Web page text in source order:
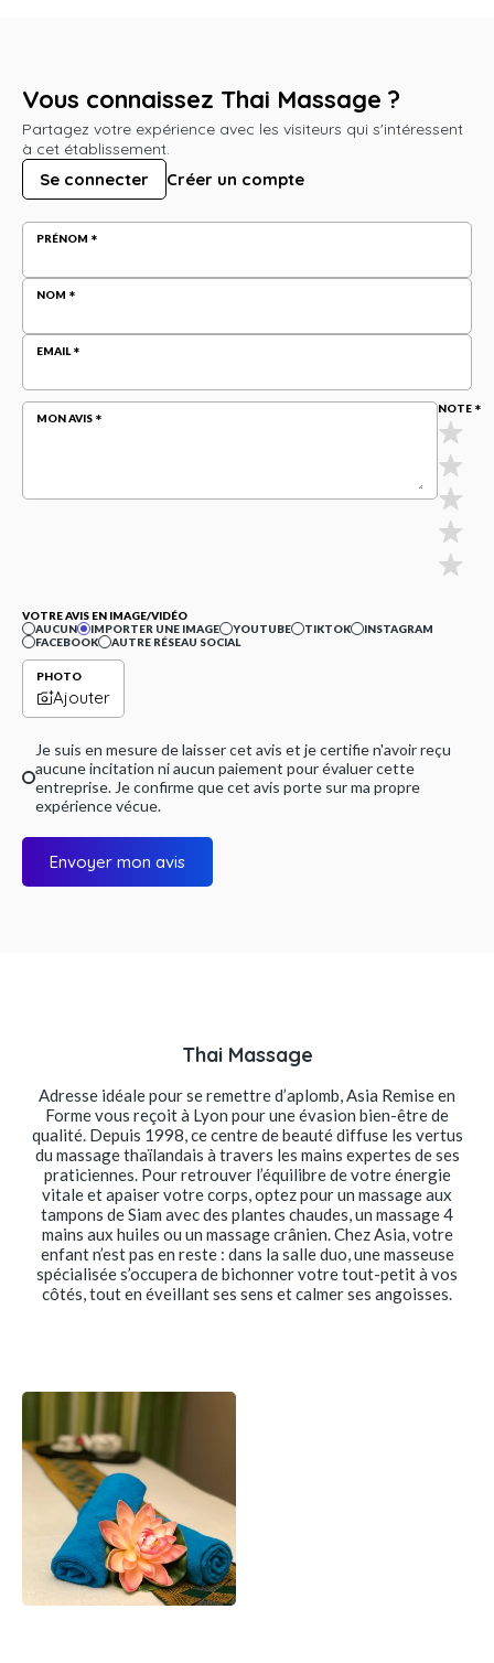
Vous connaissez Thai Massage ?
Partagez votre expérience avec les visiteurs qui s'intéressent
à cet établissement.
Se connecter Créer un compte
PRÉNOM
NOM
EMAIL
MON AVIS
NOTE
VOTRE AVIS EN IMAGE/VIDÉO
AUCUN
IMPORTER UNE IMAGE YOUTUBE TIKTOK
INSTAGRAM
FACEBOOK
AUTRE RÉSEAU SOCIAL
PHOTO
Ajouter
Je suis en mesure de laisser cet avis et je certifie n'avoir reçu
aucune incitation ni aucun paiement pour évaluer cette
entreprise. Je confirme que cet avis porte sur ma propre
expérience vécue.
Envoyer mon avis
Thai Massage
Adresse idéale pour se remettre d’aplomb, Asia Remise en
Forme vous reçoit à Lyon pour une évasion bien-être de
qualité. Depuis 1998, ce centre de beauté diffuse les vertus
du massage thaïlandais à travers les mains expertes de ses
praticiennes. Pour retrouver l’équilibre de votre énergie
vitale et apaiser votre corps, optez pour un massage aux
tampons de Siam avec des plantes chaudes, un massage 4
mains aux huiles ou un massage crânien. Chez Asia, votre
enfant n’est pas en reste : dans la salle duo, une masseuse
spécialisée s’occupera de bichonner votre tout-petit à vos
côtés, tout en éveillant ses sens et calmer ses angoisses.